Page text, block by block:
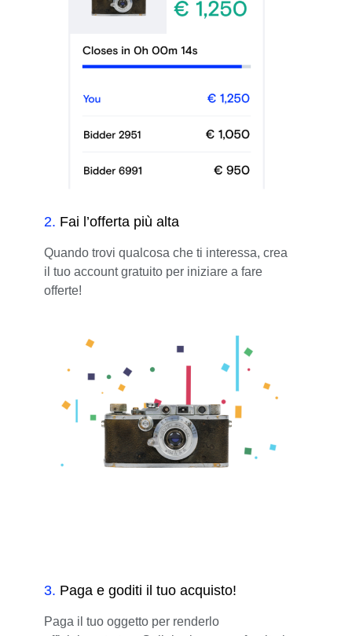
2. Fai l’offerta più alta
Quando trovi qualcosa che ti interessa, crea
il tuo account gratuito per iniziare a fare
offerte!
3. Paga e goditi il tuo acquisto!
Paga il tuo oggetto per renderlo